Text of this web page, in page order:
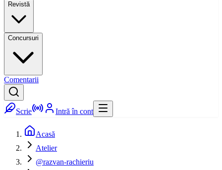
Revistă
Concursuri
Comentarii
Scrie Intră în cont
Acasă
Atelier
@razvan-rachieriu